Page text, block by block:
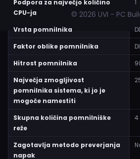
Podpora za največjo količino
CPU-ja
1
Vrsta pomnilnika
Faktor oblike pomnilnika
Hitrost pomnilnika
Največja zmogljivost
pomnilnika sistema, ki jo je
mogoče namestiti
Skupna količina pomnilniške
reže
4
Zagotavlja metodo preverjanja
napak
© 2026 UVI - PC